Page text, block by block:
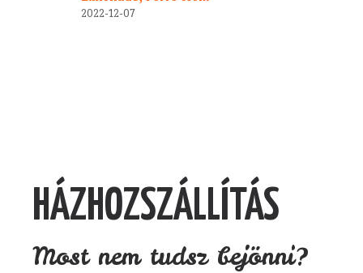
2022-12-07
HÁZHOZSZÁLLÍTÁS
Most nem tudsz bejönni?